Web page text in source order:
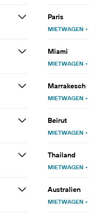
Paris
MIETWAGEN •
Miami
MIETWAGEN •
Marrakesch
MIETWAGEN •
Beirut
MIETWAGEN •
Thailand
MIETWAGEN •
Australien
MIETWAGEN •